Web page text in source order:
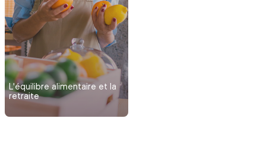
L'équilibre alimentaire et la
retraite